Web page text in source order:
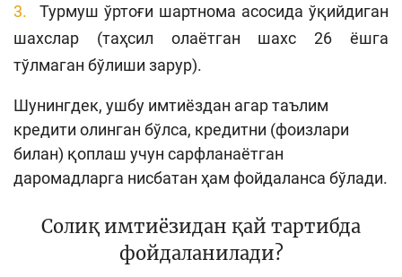
Турмуш ўртоғи шартнома асосида ўқийдиган
шахслар (таҳсил олаётган шахс 26 ёшга
тўлмаган бўлиши зарур).
Шунингдек, ушбу имтиёздан агар таълим
кредити олинган бўлса, кредитни (фоизлари
билан) қоплаш учун сарфланаётган
даромадларга нисбатан ҳам фойдаланса бўлади.
Солиқ имтиёзидан қай тартибда
фойдаланилади?